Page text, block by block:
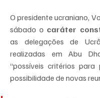
O presidente ucraniano,
sábado o caráter
as delegações de
realizadas em Abu
“possíveis critérios
possibilidade de novas